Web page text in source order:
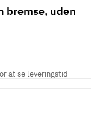
bremse, uden
at se leveringstid